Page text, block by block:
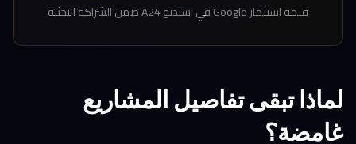
قيمة استثمار Google في استديو A24 ضمن الشراكة البحثية
لماذا تبقى تفاصيل المشاريع
غامضة؟